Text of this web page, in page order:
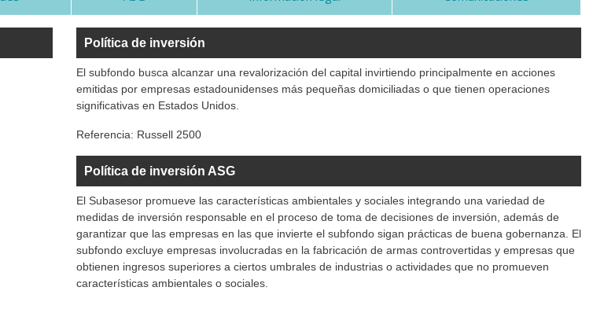
Política de inversión
El subfondo busca alcanzar una revalorización del capital invirtiendo principalmente en acciones
emitidas por empresas estadounidenses más pequeñas domiciliadas o que tienen operaciones
significativas en Estados Unidos.
Referencia: Russell 2500
Política de inversión ASG
El Subasesor promueve las características ambientales y sociales integrando una variedad de
medidas de inversión responsable en el proceso de toma de decisiones de inversión, además de
garantizar que las empresas en las que invierte el subfondo sigan prácticas de buena gobernanza. El
subfondo excluye empresas involucradas en la fabricación de armas controvertidas y empresas que
obtienen ingresos superiores a ciertos umbrales de industrias o actividades que no promueven
características ambientales o sociales.